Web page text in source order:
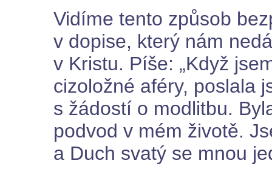
Vidíme tento způsob
v dopise, který nám
v Kristu. Píše: „Když
cizoložné aféry, poslala
s žádostí o modlitbu.
podvod v mém životě.
a Duch svatý se mnou